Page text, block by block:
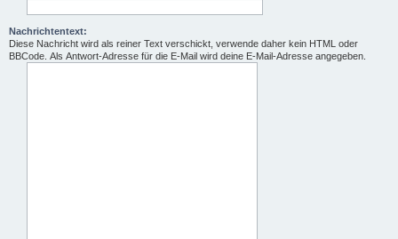
Nachrichtentext:
Diese Nachricht wird als reiner Text verschickt, verwende daher kein HTML oder
BBCode. Als Antwort-Adresse für die E-Mail wird deine E-Mail-Adresse angegeben.